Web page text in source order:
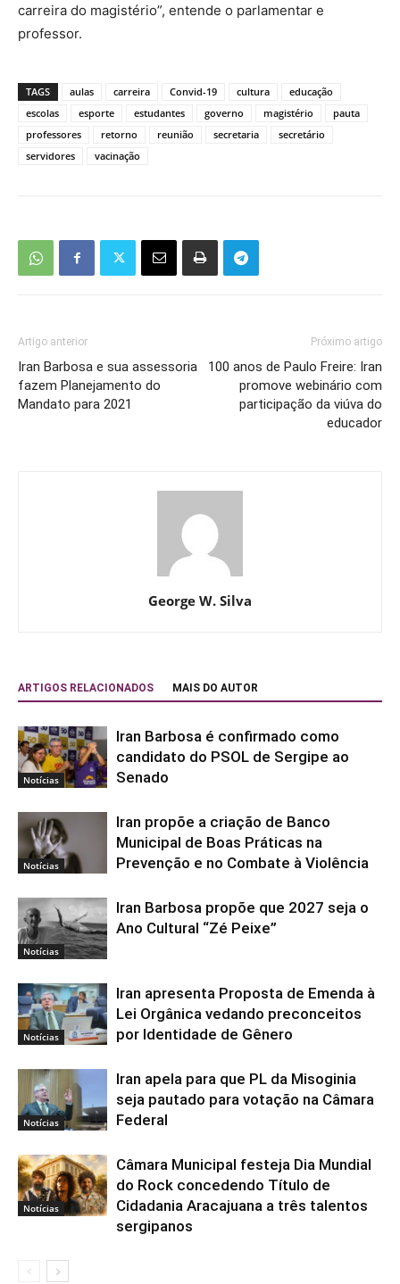
carreira do magistério”, entende o parlamentar e
professor.
TAGS aulas carreira Convid-19 cultura
educação
escolas
esporte estudantes governo magistério
pauta
professores
retorno reunião secretaria
secretário
servidores
vacinação
Artigo anterior
Iran Barbosa e sua assessoria
fazem Planejamento do
Mandato para 2021
Próximo artigo
100 anos de Paulo Freire: Iran
promove webinário com
participação da viúva do
educador
George W. Silva
ARTIGOS RELACIONADOS MAIS DO AUTOR
Notícias
Iran Barbosa é confirmado como
candidato do PSOL de Sergipe ao
Senado
Notícias
Iran propõe a criação de Banco
Municipal de Boas Práticas na
Prevenção e no Combate à Violência
Notícias
Iran Barbosa propõe que 2027 seja o
Ano Cultural “Zé Peixe”
Notícias
Iran apresenta Proposta de Emenda à
Lei Orgânica vedando preconceitos
por Identidade de Gênero
Notícias
Iran apela para que PL da Misoginia
seja pautado para votação na Câmara
Federal
Notícias
Câmara Municipal festeja Dia Mundial
do Rock concedendo Título de
Cidadania Aracajuana a três talentos
sergipanos